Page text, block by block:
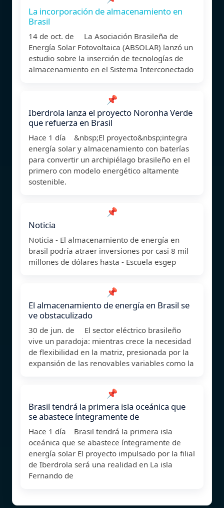
La incorporación de almacenamiento en
Brasil
14 de oct. de La Asociación Brasileña de
Energía Solar Fotovoltaica (ABSOLAR) lanzó un
estudio sobre la inserción de tecnologías de
almacenamiento en el Sistema Interconectado
📌
Iberdrola lanza el proyecto Noronha Verde
que refuerza en Brasil
Hace 1 día &nbsp;El proyecto&nbsp;integra
energía solar y almacenamiento con baterías
para convertir un archipiélago brasileño en el
primero con modelo energético altamente
sostenible.
📌
Noticia
Noticia - El almacenamiento de energía en
brasil podría atraer inversiones por casi 8 mil
millones de dólares hasta - Escuela esgep
📌
El almacenamiento de energía en Brasil se
ve obstaculizado
30 de jun. de El sector eléctrico brasileño
vive un paradoja: mientras crece la necesidad
de flexibilidad en la matriz, presionada por la
expansión de las renovables variables como la
📌
Brasil tendrá la primera isla oceánica que
se abastece íntegramente de
Hace 1 día Brasil tendrá la primera isla
oceánica que se abastece íntegramente de
energía solar El proyecto impulsado por la filial
de Iberdrola será una realidad en La isla
Fernando de